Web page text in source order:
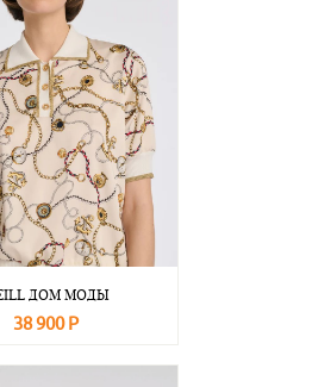
ДОМ МОДЫ
38 900 Р